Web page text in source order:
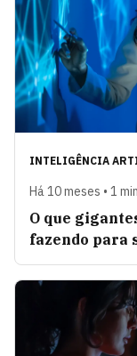
INTELIGÊNCIA
Há 10 meses • 1
O que
fazendo para